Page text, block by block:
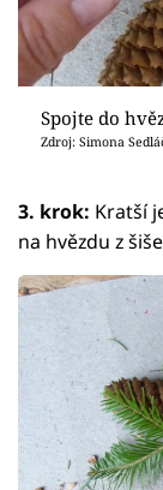
Spojte do
Zdroj: Simona
3. krok: Kratší
na hvězdu z